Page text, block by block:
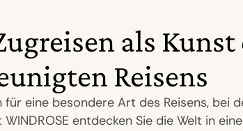
als Kunst
Reisens
für eine besondere Art des Reisens, bei
entdecken Sie die Welt in